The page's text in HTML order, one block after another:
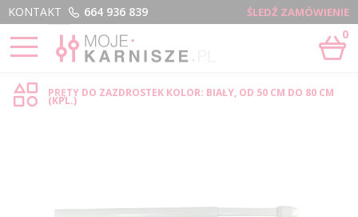
Menu
KONTAKT ŚLEDŹ ZAMÓWIENIE
664 936 839
0
STRONA GŁÓWNA › PRĘTY DO ZAZDROSTEK - SKLEP INTERNETOWY
PRĘTY DO ZAZDROSTEK KOLOR: BIAŁY, OD 50 CM DO 80 CM
(KPL.)